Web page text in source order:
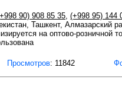
90) 908 85 35, (+998 95) 144
Ташкент, Алмазарский
на оптово-розничной
Просмотров: 11842